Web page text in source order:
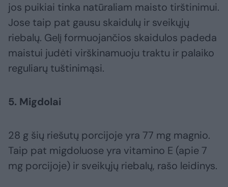
jos puikiai tinka natūraliam maisto tirštinimui.
Jose taip pat gausu skaidulų ir sveikųjų
riebalų. Gelį formuojančios skaidulos padeda
maistui judėti virškinamuoju traktu ir palaiko
reguliarų tuštinimąsi.
5. Migdolai
28 g šių riešutų porcijoje yra 77 mg magnio.
Taip pat migdoluose yra vitamino E (apie 7
mg porcijoje) ir sveikųjų riebalų, rašo leidinys.